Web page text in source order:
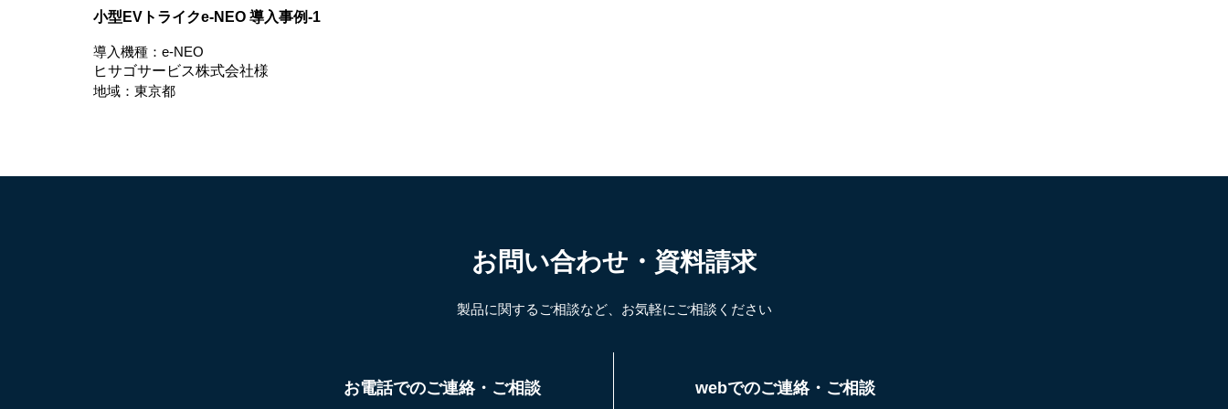
小型EVトライクe-NEO 導入事例-1
導入機種：e-NEO
ヒサゴサービス株式会社様
地域：東京都
お問い合わせ・資料請求
製品に関するご相談など、お気軽にご相談ください
お電話でのご連絡・ご相談 webでのご連絡・ご相談